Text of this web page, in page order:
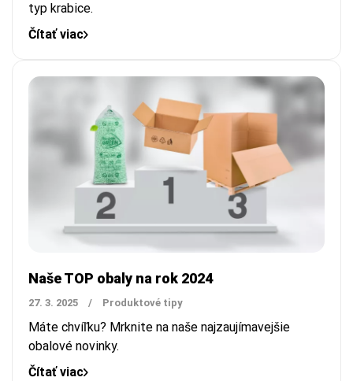
typ krabice.
Čítať viac
Naše TOP obaly na rok 2024
27. 3. 2025 / Produktové tipy
Máte chvíľku? Mrknite na naše najzaujímavejšie
obalové novinky.
Čítať viac